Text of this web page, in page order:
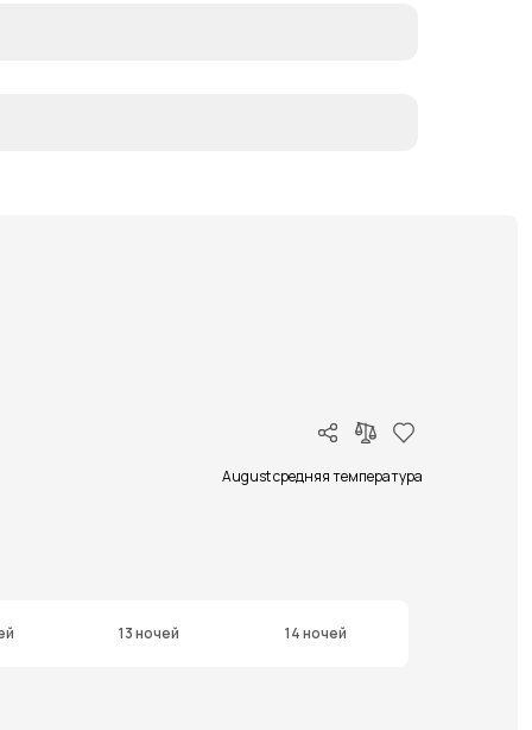
August средняя температура
13 ночей 14 ночей